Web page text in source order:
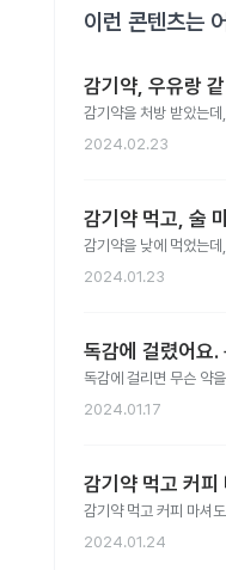
이런 콘텐츠는
감기약, 우유랑
감기약을 처방 받았는
2024.02.23
감기약 먹고, 술
감기약을 낮에 먹었는
2024.01.23
독감에 걸렸어요
독감에 걸리면 무슨 약
2024.01.17
감기약 먹고 커피
감기약 먹고 커피 마셔
2024.01.24